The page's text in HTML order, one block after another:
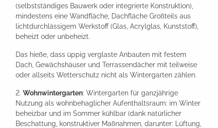
(selbstständiges Bauwerk oder integrierte Konstruktion),
mindestens eine Wandfläche, Dachfläche Großteils aus
lichtdurchlässigem Werkstoff (Glas, Acrylglas, Kunststoff),
beheizt oder unbeheizt.
Das hieße, dass üppig verglaste Anbauten mit festem
Dach, Gewächshäuser und Terrassendächer mit teilweise
oder allseits Wetterschutz nicht als Wintergarten zählen.
2. Wohnwintergarten: Wintergarten für ganzjährige
Nutzung als wohnbehaglicher Aufenthaltsraum: im Winter
beheizbar und im Sommer kühlbar (dank natürlicher
Beschattung, konstruktiver Maßnahmen, darunter: Lüftung,